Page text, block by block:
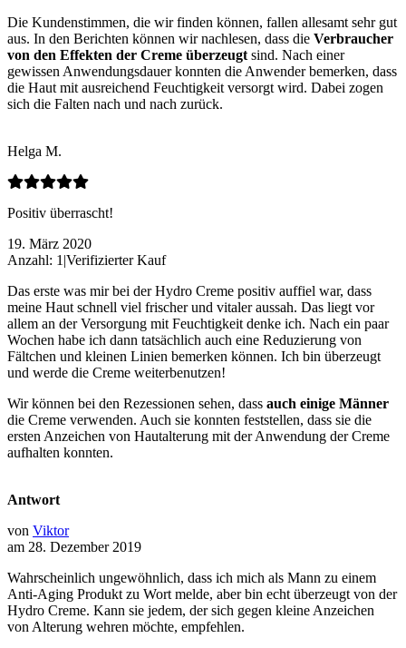
Die Kundenstimmen, die wir finden können, fallen allesamt sehr gut
aus. In den Berichten können wir nachlesen, dass die Verbraucher
von den Effekten der Creme überzeugt sind. Nach einer
gewissen Anwendungsdauer konnten die Anwender bemerken, dass
die Haut mit ausreichend Feuchtigkeit versorgt wird. Dabei zogen
sich die Falten nach und nach zurück.
Helga M.
Positiv überrascht!
19. März 2020
Anzahl: 1 |Verifizierter Kauf
Das erste was mir bei der Hydro Creme positiv auffiel war, dass
meine Haut schnell viel frischer und vitaler aussah. Das liegt vor
allem an der Versorgung mit Feuchtigkeit denke ich. Nach ein paar
Wochen habe ich dann tatsächlich auch eine Reduzierung von
Fältchen und kleinen Linien bemerken können. Ich bin überzeugt
und werde die Creme weiterbenutzen!
Wir können bei den Rezessionen sehen, dass auch einige Männer
die Creme verwenden. Auch sie konnten feststellen, dass sie die
ersten Anzeichen von Hautalterung mit der Anwendung der Creme
aufhalten konnten.
Antwort
von Viktor
am 28. Dezember 2019
Wahrscheinlich ungewöhnlich, dass ich mich als Mann zu einem
Anti-Aging Produkt zu Wort melde, aber bin echt überzeugt von der
Hydro Creme. Kann sie jedem, der sich gegen kleine Anzeichen
von Alterung wehren möchte, empfehlen.